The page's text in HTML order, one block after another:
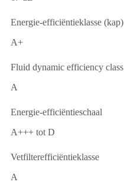
Energie-efficiëntieklasse (kap)
A+
Fluid dynamic efficiency class
A
Energie-efficiëntieschaal
A+++ tot D
Vetfilterefficiëntieklasse
A